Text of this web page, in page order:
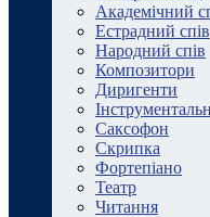
Академічний
Естрадний спів
Народний спів
Композитори
Диригенти
Саксофон
Скрипка
Фортепіано
Театр
Читання